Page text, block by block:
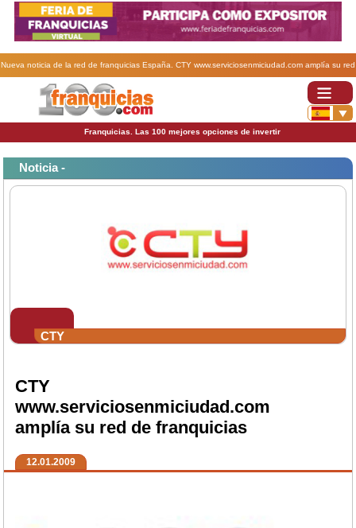
Nueva noticia de la red de franquicias España. CTY www.serviciosenmiciudad.com amplía su red
Franquicias. Las 100 mejores opciones de invertir
Noticia -
CTY
CTY
www.serviciosenmiciudad.com
amplía su red de franquicias
12.01.2009